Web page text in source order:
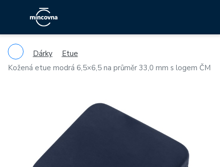
Dárky
Etue
Kožená etue modrá 6,5×6,5 na průměr 33,0 mm s logem ČM